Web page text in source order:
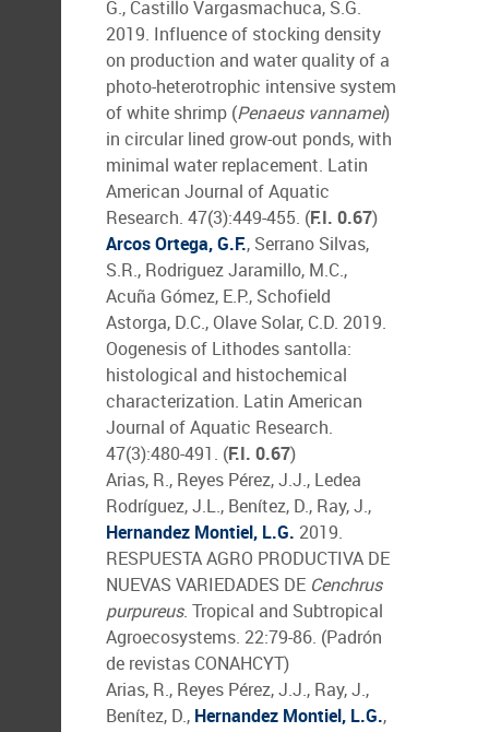
G., Castillo Vargasmachuca, S.G.
2019. Influence of stocking density
on production and water quality of a
photo-heterotrophic intensive system
of white shrimp (Penaeus vannamei)
in circular lined grow-out ponds, with
minimal water replacement. Latin
American Journal of Aquatic
Research. 47(3):449-455. (F.I. 0.67)
Arcos Ortega, G.F., Serrano Silvas,
S.R., Rodriguez Jaramillo, M.C.,
Acuña Gómez, E.P., Schofield
Astorga, D.C., Olave Solar, C.D. 2019.
Oogenesis of Lithodes santolla:
histological and histochemical
characterization. Latin American
Journal of Aquatic Research.
47(3):480-491. (F.I. 0.67)
Arias, R., Reyes Pérez, J.J., Ledea
Rodríguez, J.L., Benítez, D., Ray, J.,
Hernandez Montiel, L.G. 2019.
RESPUESTA AGRO PRODUCTIVA DE
NUEVAS VARIEDADES DE Cenchrus
purpureus. Tropical and Subtropical
Agroecosystems. 22:79-86. (Padrón
de revistas CONAHCYT)
Arias, R., Reyes Pérez, J.J., Ray, J.,
Benítez, D., Hernandez Montiel, L.G.,